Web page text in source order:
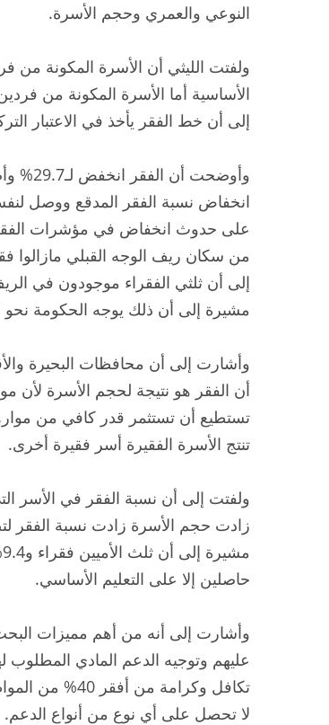
النوعي والعمري وحجم الأسرة.
إلى أن خط الفقر يأخذ في الاعتبار
من سكان ريف الوجه القبلي مازالوا
مشيرة إلى أن ذلك يوجه الحكومة نحو
وأشارت إلى أن محافظات البحيرة
أن الفقر هو نتيجة لحجم الأسرة لأن
تستطيع أن تستثمر قدر كافي من
تنتج الأسرة الفقيرة أسر فقيرة أخرى.
حاصلين إلا على التعليم الأساسي.
وأشارت إلى أنه من أهم مميزات
تكافل وكرامة
لا تحصل على أي نوع من أنواع الدعم.